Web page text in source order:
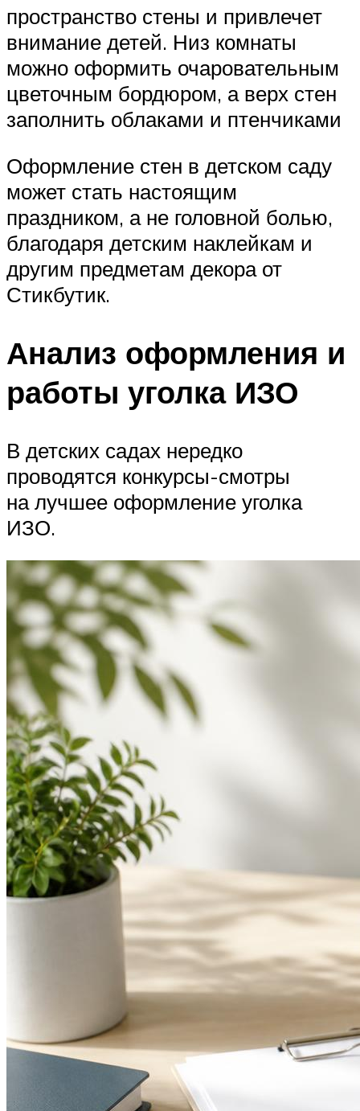
пространство стены и привлечет
внимание детей. Низ комнаты
можно оформить очаровательным
цветочным бордюром, а верх стен
заполнить облаками и птенчиками
Оформление стен в детском саду
может стать настоящим
праздником, а не головной болью,
благодаря детским наклейкам и
другим предметам декора от
Стикбутик.
Анализ оформления и
работы уголка ИЗО
В детских садах нередко
проводятся конкурсы-смотры
на лучшее оформление уголка
ИЗО.